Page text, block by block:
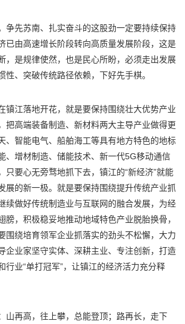
争先苏南、扎实奋斗的这股劲一定要持续保持
已由高速增长阶段转向高质量发展阶段，这是
，是规律使然，也是民心所盼，必须走出发展
性、突破传统路径依赖，下好先手棋。
镇江落地开花，就是要保持围绕壮大优势产业
把高端装备制造、新材料两大主导产业做得更
、智能电气、船舶海工等具有地方特色的地标
、增材制造、储能技术、新一代5G移动通信
只要心无旁骛地抓下去，镇江的“新经济”就能
展的新一极。就是要保持围绕提升传统产业抓
续做好传统制造业与互联网的融合发展，为经
膀，积极稳妥地推动地域特色产业脱胎换骨，
围绕培育领军企业抓落实的劲头不松懈，大力
企业家坚守实体、深耕主业、专注创新，打造
行业“单打冠军”，让镇江的经济活力充分释
山再高，往上攀，总能登顶；路再长，走下